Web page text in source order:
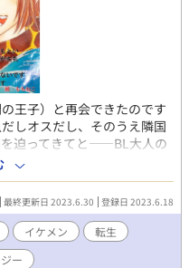
王子）と再会できたのです
しオスだし、そのうえ隣国
を迫ってきてと――BL大人の
攻）とちょっと変わった性
ですます調の優しい語り口
トテイストです ※美表紙はも
わっています ※エンターテ
方に読んでもらいたいです
用しています
最終更新日 2023.6.30 登録日 2023.6.18
イケメン
転生
ー